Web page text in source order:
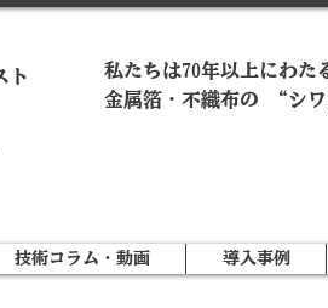
ト
私たちは70年以上にわた
金属箔・不織布の “シ
技術コラム・動画 導入事例